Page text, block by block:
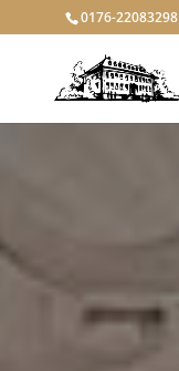
0176-22083298